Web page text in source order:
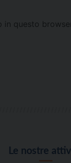
questo
Le nostre